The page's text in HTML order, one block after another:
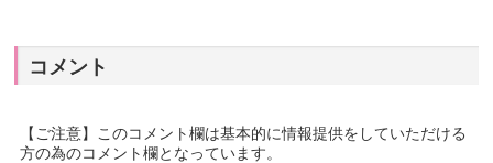
コメント
【ご注意】このコメント欄は基本的に情報提供をしていただける
方の為のコメント欄となっています。